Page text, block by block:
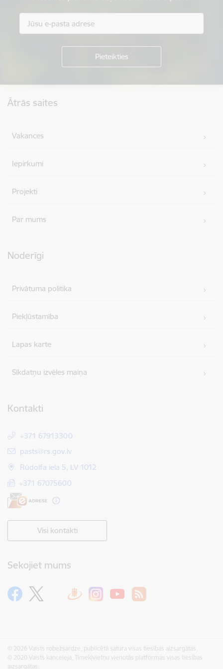
Ātrās saites
Vakances
Iepirkumi
Projekti
Par mums
Noderīgi
Privātuma politika
Piekļūstamība
Lapas karte
Sīkdatņu izvēles maiņa
Kontakti
+371 67913300
E-pasts:
pasts@rs.gov.lv
Rūdolfa iela 5, LV 1012
+371 67075600
Visi kontakti
Sekojiet mums
© 2026 Valsts robežsardze, publicētā satura visas tiesības aizsargātas.
© 2020 Valsts kanceleja, Tīmekļvietņu vienotās platformas visas tiesības
aizsargātas.